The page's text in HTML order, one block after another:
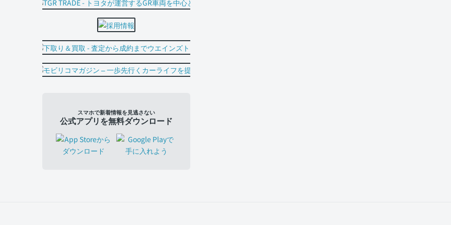
スマホで新着情報を見逃さない
公式アプリを無料ダウンロード